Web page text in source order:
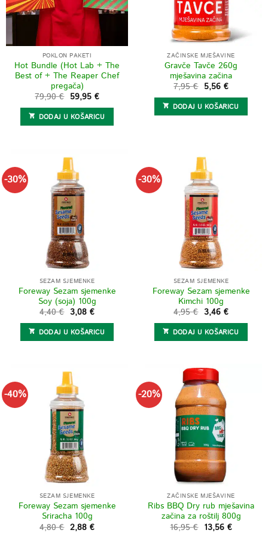
POKLON PAKETI
Hot Bundle (Hot Lab + The
Best of + The Reaper Chef
pregača)
79,90€ Izvorna
cijena
bila
je:
79,90 €.
59,95 €Trenutna
je:
59,95 €.
DODAJ U KOŠARICU
ZAČINSKE MJEŠAVINE
Gravče Tavče 260g
mješavina začina
7,95€ Izvorna
cijena
bila
je:
7,95 €.
5,56 €Trenutna
je:
5,56 €.
DODAJ U KOŠARICU
-30%
SEZAM SJEMENKE
Foreway Sezam sjemenke
Soy (soja) 100g
4,40€ Izvorna
cijena
bila
je:
4,40 €.
3,08 €Trenutna
je:
3,08 €.
DODAJ U KOŠARICU
-30%
SEZAM SJEMENKE
Foreway Sezam sjemenke
Kimchi 100g
4,95€ Izvorna
cijena
bila
je:
4,95 €.
3,46 €Trenutna
je:
3,46 €.
DODAJ U KOŠARICU
-40%
SEZAM SJEMENKE
Foreway Sezam sjemenke
Sriracha 100g
4,80€ Izvorna
2,88 €Trenutna
-20%
ZAČINSKE MJEŠAVINE
Ribs BBQ Dry rub mješavina
začina za roštilj 800g
16,95€ Izvorna
13,56 €Trenutna